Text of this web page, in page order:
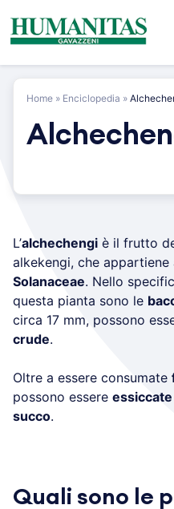
content
Home » Enciclopedia »
L’alchechengi è il frutto
alkekengi, che
Solanaceae. Nello
questa pianta sono le
circa 17 mm, possono
crude.
Oltre a essere consumate
possono essere essiccate
succo.
Quali sono le